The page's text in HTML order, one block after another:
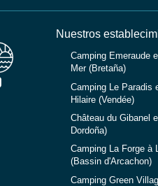
Nuestros
Camping Emeraude
Mer (Bretaña)
Camping Le Paradis
Hilaire (Vendée)
Château du Gibanel
Dordoña)
Camping La Forge à
(Bassin d'Arcachon)
Camping Green